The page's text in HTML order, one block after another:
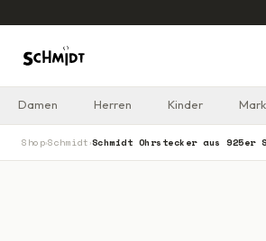
Damen Herren Kinder
Shop›Schmidt ›Schmidt Ohrstecker aus